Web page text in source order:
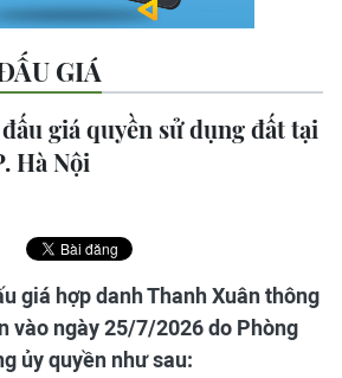
GIÁ
giá quyền sử dụng đất tại
Hà Nội
giá hợp danh Thanh Xuân thông
vào ngày 25/7/2026 do Phòng
ủy quyền như sau: